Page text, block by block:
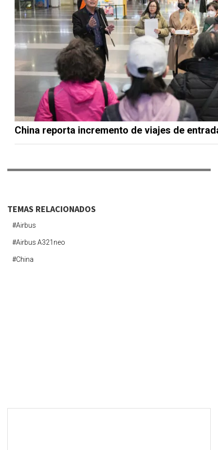
China reporta incremento de viajes de
TEMAS RELACIONADOS
#airbus
#airbus A321neo
#china